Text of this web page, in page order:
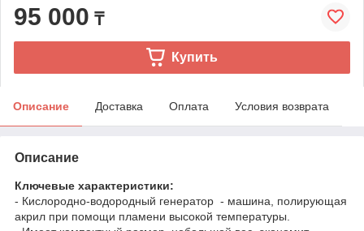
95 000 ₸
Купить
Описание Доставка Оплата Условия возврата
Описание
Ключевые характеристики:
- Кислородно-водородный генератор - машина, полирующая
акрил при помощи пламени высокой температуры.